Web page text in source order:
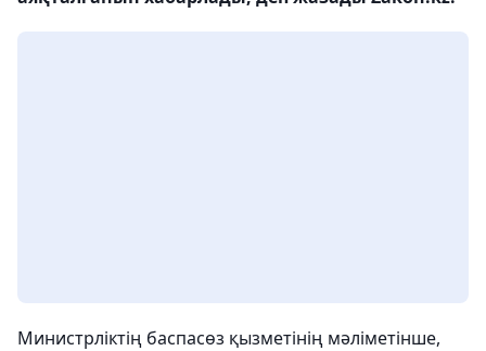
Министрліктің баспасөз қызметінің мәліметінше,